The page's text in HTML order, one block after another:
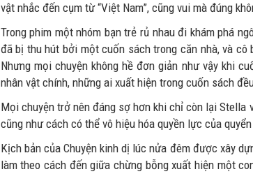
vật nhắc đến cụm từ “Việt Nam”, cũng vui mà đúng
Trong phim một nhóm bạn trẻ rủ nhau đi khám phá
đã bị thu hút bởi một cuốn sách trong căn nhà, và
Nhưng mọi chuyện không hề đơn giản như vậy khi
nhân vật chính, những ai xuất hiện trong cuốn sách
Mọi chuyện trở nên đáng sợ hơn khi chỉ còn lại Stella
cũng như cách có thể vô hiệu hóa quyền lực của
Kịch bản của Chuyện kinh dị lúc nửa đêm được xây
làm theo cách đến giữa chừng bỗng xuất hiện một